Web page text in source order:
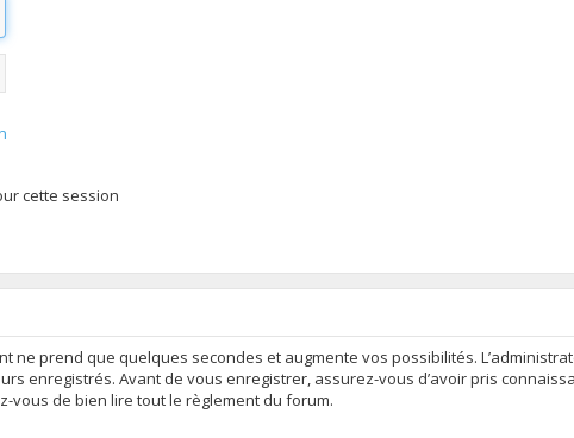
cette session
ne prend que quelques secondes et augmente vos possibilités.
enregistrés. Avant de vous enregistrer, assurez-vous d’avoir pris
vous de bien lire tout le règlement du forum.